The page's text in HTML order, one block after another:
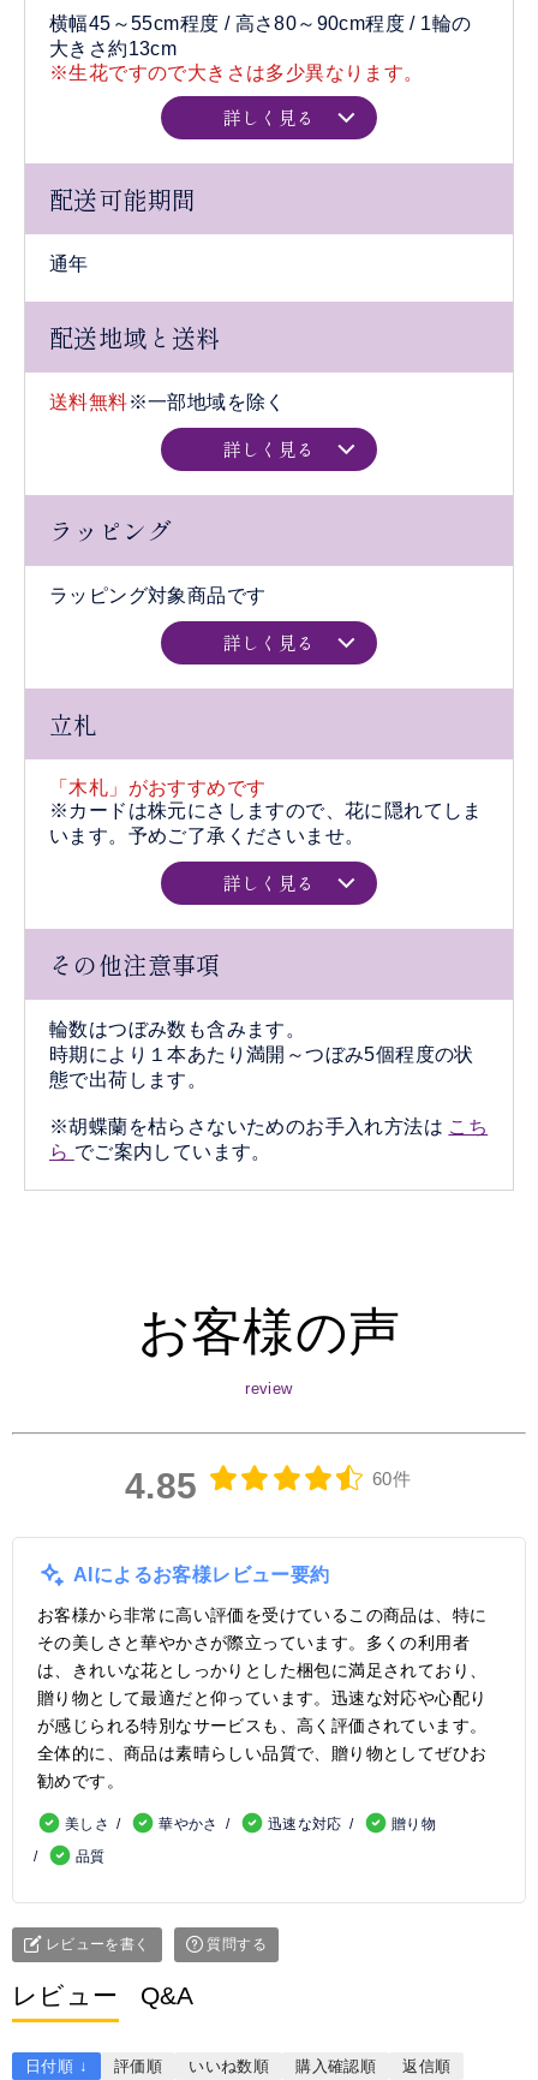
横幅45～55cm程度 / 高さ80～90cm程度 / 1輪の
大きさ約13cm
※生花ですので大きさは多少異なります。
詳しく見る
配送可能期間
通年
配送地域と送料
送料無料※一部地域を除く
詳しく見る
ラッピング
ラッピング対象商品です
詳しく見る
立札
「木札」がおすすめです
※カードは株元にさしますので、花に隠れてしま
います。予めご了承くださいませ。
詳しく見る
その他注意事項
輪数はつぼみ数も含みます。
時期により１本あたり満開～つぼみ5個程度の状
態で出荷します。
※胡蝶蘭を枯らさないためのお手入れ方法は こち
ら でご案内しています。
お客様の声
4.85 60件
AIによるお客様レビュー要約
お客様から非常に高い評価を受けているこの商品は、特に
その美しさと華やかさが際立っています。多くの利用者
は、きれいな花としっかりとした梱包に満足されており、
贈り物として最適だと仰っています。迅速な対応や心配り
が感じられる特別なサービスも、高く評価されています。
全体的に、商品は素晴らしい品質で、贈り物としてぜひお
勧めです。
美しさ 華やかさ 迅速な対応
贈り物
品質
レビューを書く 質問する
レビュー Q&A
日付順 ↓ 評価順 いいね数順 購入確認順
返信順